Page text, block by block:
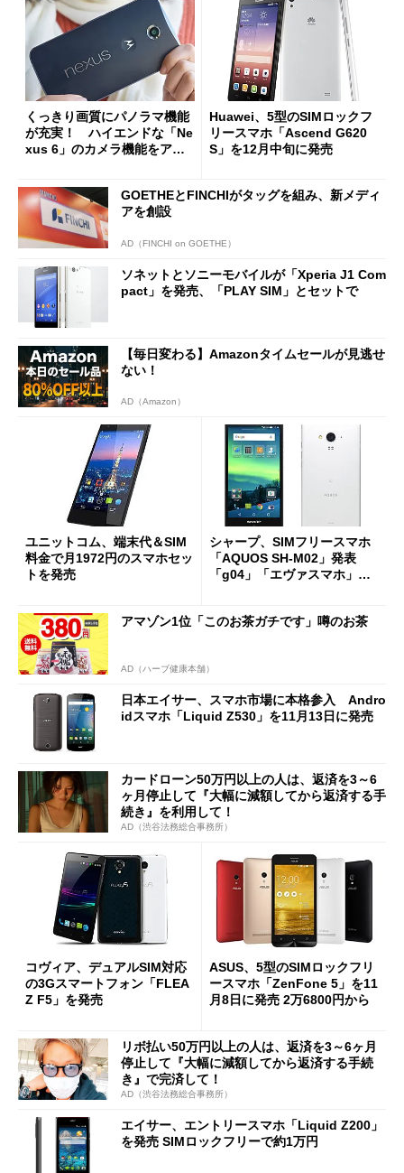
くっきり画質にパノラマ機能
が充実！ ハイエンドな「Ne
xus 6」のカメラ機能をアプ
Huawei、5型のSIMロックフ
リースマホ「Ascend G620
S」を12月中旬に発売
GOETHEとFINCHIがタッグを組み、新メディ
アを創設
AD（FINCHI on GOETHE）
ソネットとソニーモバイルが「Xperia J1 Com
pact」を発売、「PLAY SIM」とセットで
【毎日変わる】Amazonタイムセールが見逃せ
ない！
AD（Amazon）
ユニットコム、端末代＆SIM
料金で月1972円のスマホセッ
トを発売
シャープ、SIMフリースマホ
「AQUOS SH-M02」発表
「g04」「エヴァスマホ」の
アマゾン1位「このお茶ガチです」噂のお茶
AD（ハーブ健康本舗）
日本エイサー、スマホ市場に本格参入 Andro
idスマホ「Liquid Z530」を11月13日に発売
カードローン50万円以上の人は、返済を3～6
ヶ月停止して『大幅に減額してから返済する手
続き』を利用して！
AD（渋谷法務総合事務所）
コヴィア、デュアルSIM対応
の3Gスマートフォン「FLEA
Z F5」を発売
ASUS、5型のSIMロックフリ
ースマホ「ZenFone 5」を11
月8日に発売 2万6800円から
リボ払い50万円以上の人は、返済を3～6ヶ月
停止して『大幅に減額してから返済する手続
き』で完済して！
AD（渋谷法務総合事務所）
エイサー、エントリースマホ「Liquid Z200」
を発売 SIMロックフリーで約1万円